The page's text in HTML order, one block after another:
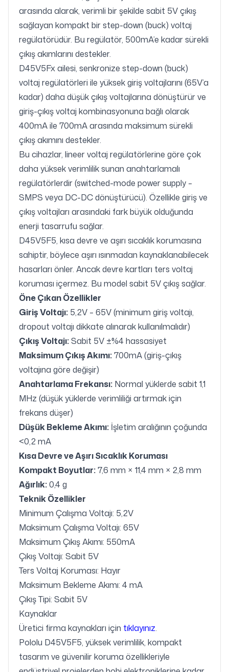
arasında alarak, verimli bir şekilde sabit 5V çıkış
sağlayan kompakt bir step-down (buck) voltaj
regülatörüdür. Bu regülatör, 500mA’e kadar sürekli
çıkış akımlarını destekler.
D45V5Fx ailesi, senkronize step-down (buck)
voltaj regülatörleri ile yüksek giriş voltajlarını (65V’a
kadar) daha düşük çıkış voltajlarına dönüştürür ve
giriş-çıkış voltaj kombinasyonuna bağlı olarak
400mA ile 700mA arasında maksimum sürekli
çıkış akımını destekler.
Bu cihazlar, lineer voltaj regülatörlerine göre çok
daha yüksek verimlilik sunan anahtarlamalı
regülatörlerdir (switched-mode power supply –
SMPS veya DC-DC dönüştürücü). Özellikle giriş ve
çıkış voltajları arasındaki fark büyük olduğunda
enerji tasarrufu sağlar.
D45V5F5, kısa devre ve aşırı sıcaklık korumasına
sahiptir, böylece aşırı ısınmadan kaynaklanabilecek
hasarları önler. Ancak devre kartları ters voltaj
koruması içermez. Bu model sabit 5V çıkış sağlar.
Öne Çıkan Özellikler
Giriş Voltajı: 5,2V – 65V (minimum giriş voltajı,
dropout voltajı dikkate alınarak kullanılmalıdır)
Çıkış Voltajı:Sabit 5V ±%4 hassasiyet
Maksimum Çıkış Akımı:700mA (giriş-çıkış
voltajına göre değişir)
Anahtarlama Frekansı: Normal yüklerde sabit 1,1
MHz (düşük yüklerde verimliliği artırmak için
frekans düşer)
Düşük Bekleme Akımı: İşletim aralığının çoğunda
<0,2 mA
Kısa Devre ve Aşırı Sıcaklık Koruması
Kompakt Boyutlar:7,6 mm × 11,4 mm × 2,8 mm
Ağırlık:0,4 g
Teknik Özellikler
Minimum Çalışma Voltajı: 5,2V
Maksimum Çalışma Voltajı: 65V
Maksimum Çıkış Akımı: 550mA
Çıkış Voltajı: Sabit 5V
Ters Voltaj Koruması: Hayır
Maksimum Bekleme Akımı: 4 mA
Çıkış Tipi: Sabit 5V
Kaynaklar
Üretici firma kaynakları için tıklayınız.
Pololu D45V5F5, yüksek verimlilik, kompakt
tasarım ve güvenilir koruma özellikleriyle